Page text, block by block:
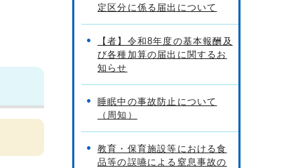
定区分に係る届出について
【者】令和8年度の基本報酬及
び各種加算の届出に関するお
知らせ
睡眠中の事故防止について
（周知）
教育・保育施設等における食
品等の誤嚥による窒息事故の